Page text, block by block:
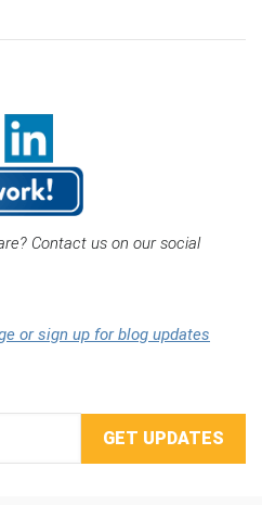
Contact us on our social
or sign up for blog updates